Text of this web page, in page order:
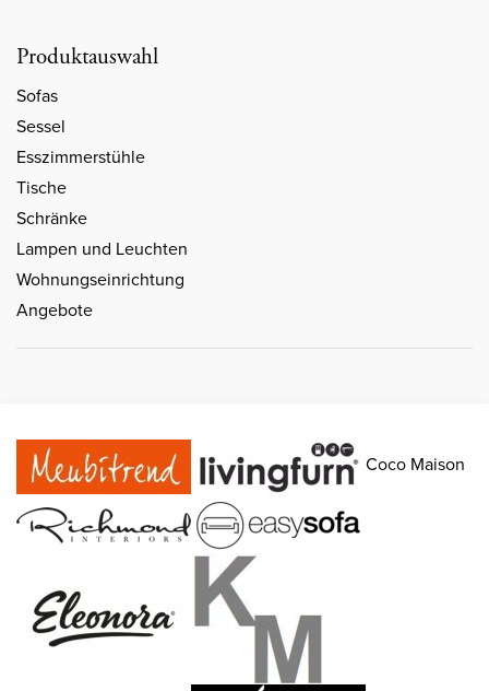
Produktauswahl
Sofas
Sessel
Esszimmerstühle
Tische
Schränke
Lampen und Leuchten
Wohnungseinrichtung
Angebote
Coco Maison